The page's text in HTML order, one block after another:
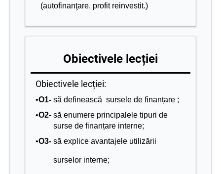
(autofinanţare, profit reinvestit.)
Obiectivele lecției
Obiectivele lecției:
•O1- să definească surselede finanțare;
•O2- să enumere principalele tipuri de
surse de finanțare interne;
•O3- să explice avantajele utilizării
surselor interne;